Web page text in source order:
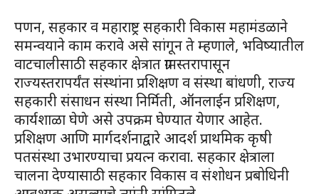
पणन, सहकार व महाराष्ट्र सहकारी विकास महामंडळाने
समन्वयाने काम करावे असे सांगून ते म्हणाले, भविष्यातील
वाटचालीसाठी सहकार क्षेत्रात ग्रामस्तरापासून
राज्यस्तरापर्यंत संस्थांना प्रशिक्षण व संस्था बांधणी, राज्य
सहकारी संसाधन संस्था निर्मिती, ऑनलाईन प्रशिक्षण,
कार्यशाळा घेणे असे उपक्रम घेण्यात येणार आहेत.
प्रशिक्षण आणि मार्गदर्शनाद्वारे आदर्श प्राथमिक कृषी
पतसंस्था उभारण्याचा प्रयत्न करावा. सहकार क्षेत्राला
चालना देण्यासाठी सहकार विकास व संशोधन प्रबोधिनी